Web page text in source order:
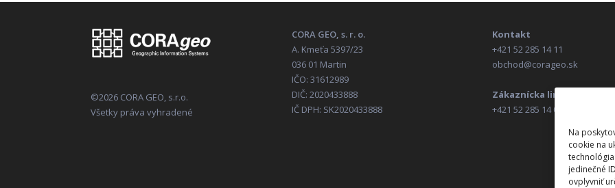
Na
cookie na
jedinečné
ovplyvniť
©2026 CORA GEO, s.r.o.
Všetky práva vyhradené
CORA GEO, s. r. o.
A. Kmeťa 5397/23
036 01 Martin
IČO: 31612989
DIČ: 2020433888
IČ DPH: SK2020433888
Kontakt
+421 52 285 14 11
obchod@corageo.sk
Zákaznícka linka (HOTLINE)
+421 52 285 14 01